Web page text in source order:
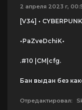
2 апреля 2023 г,
[V34] •
•PaZveDchiK•
.#10 |CM|cfg.
Бан выдан без
Отредактировал: